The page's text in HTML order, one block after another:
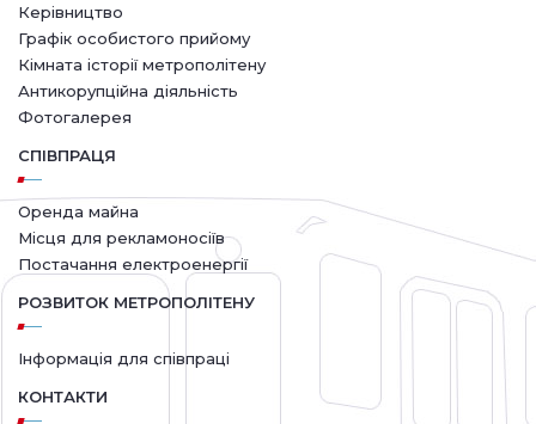
Керівництво
Графік особистого прийому
Кімната історії метрополітену
Антикорупційна діяльність
Фотогалерея
СПІВПРАЦЯ
Оренда майна
Місця для рекламоносіїв
Постачання електроенергії
РОЗВИТОК МЕТРОПОЛІТЕНУ
Інформація для співпраці
КОНТАКТИ